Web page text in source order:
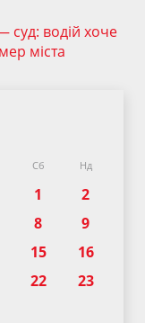
суд: водій хоче
міста
Сб Нд
1
2
8
9
15
16
22
23